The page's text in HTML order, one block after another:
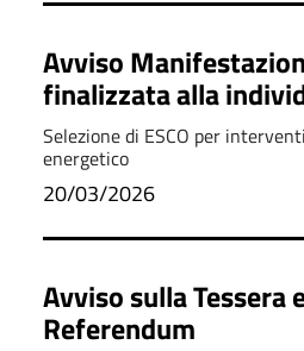
Avviso
finalizzata alla
operatori economici
requisiti per le ESCO
Conto Termico 3.0
Selezione di ESCO per
energetico
20/03/2026
Avviso sulla Tessera
Referendum